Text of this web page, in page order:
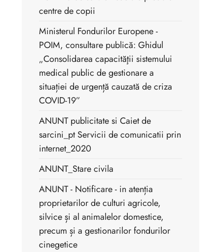
centre de copii
Ministerul Fondurilor Europene -
POIM, consultare publică: Ghidul
„Consolidarea capacităţii sistemului
medical public de gestionare a
situației de urgență cauzată de criza
COVID-19”
ANUNT publicitate si Caiet de
sarcini_pt Servicii de comunicatii prin
internet_2020
ANUNT_Stare civila
ANUNT - Notificare - in atenția
proprietarilor de culturi agricole,
silvice și al animalelor domestice,
precum și a gestionarilor fondurilor
cinegetice